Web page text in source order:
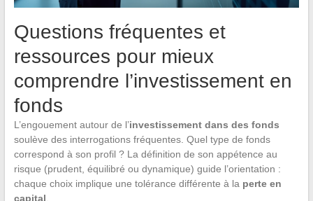
Questions fréquentes et
ressources pour mieux
comprendre l’investissement en
fonds
L’engouement autour de l’investissement dans des fonds
soulève des interrogations fréquentes. Quel type de fonds
correspond à son profil ? La définition de son appétence au
risque (prudent, équilibré ou dynamique) guide l’orientation :
chaque choix implique une tolérance différente à la perte en
capital